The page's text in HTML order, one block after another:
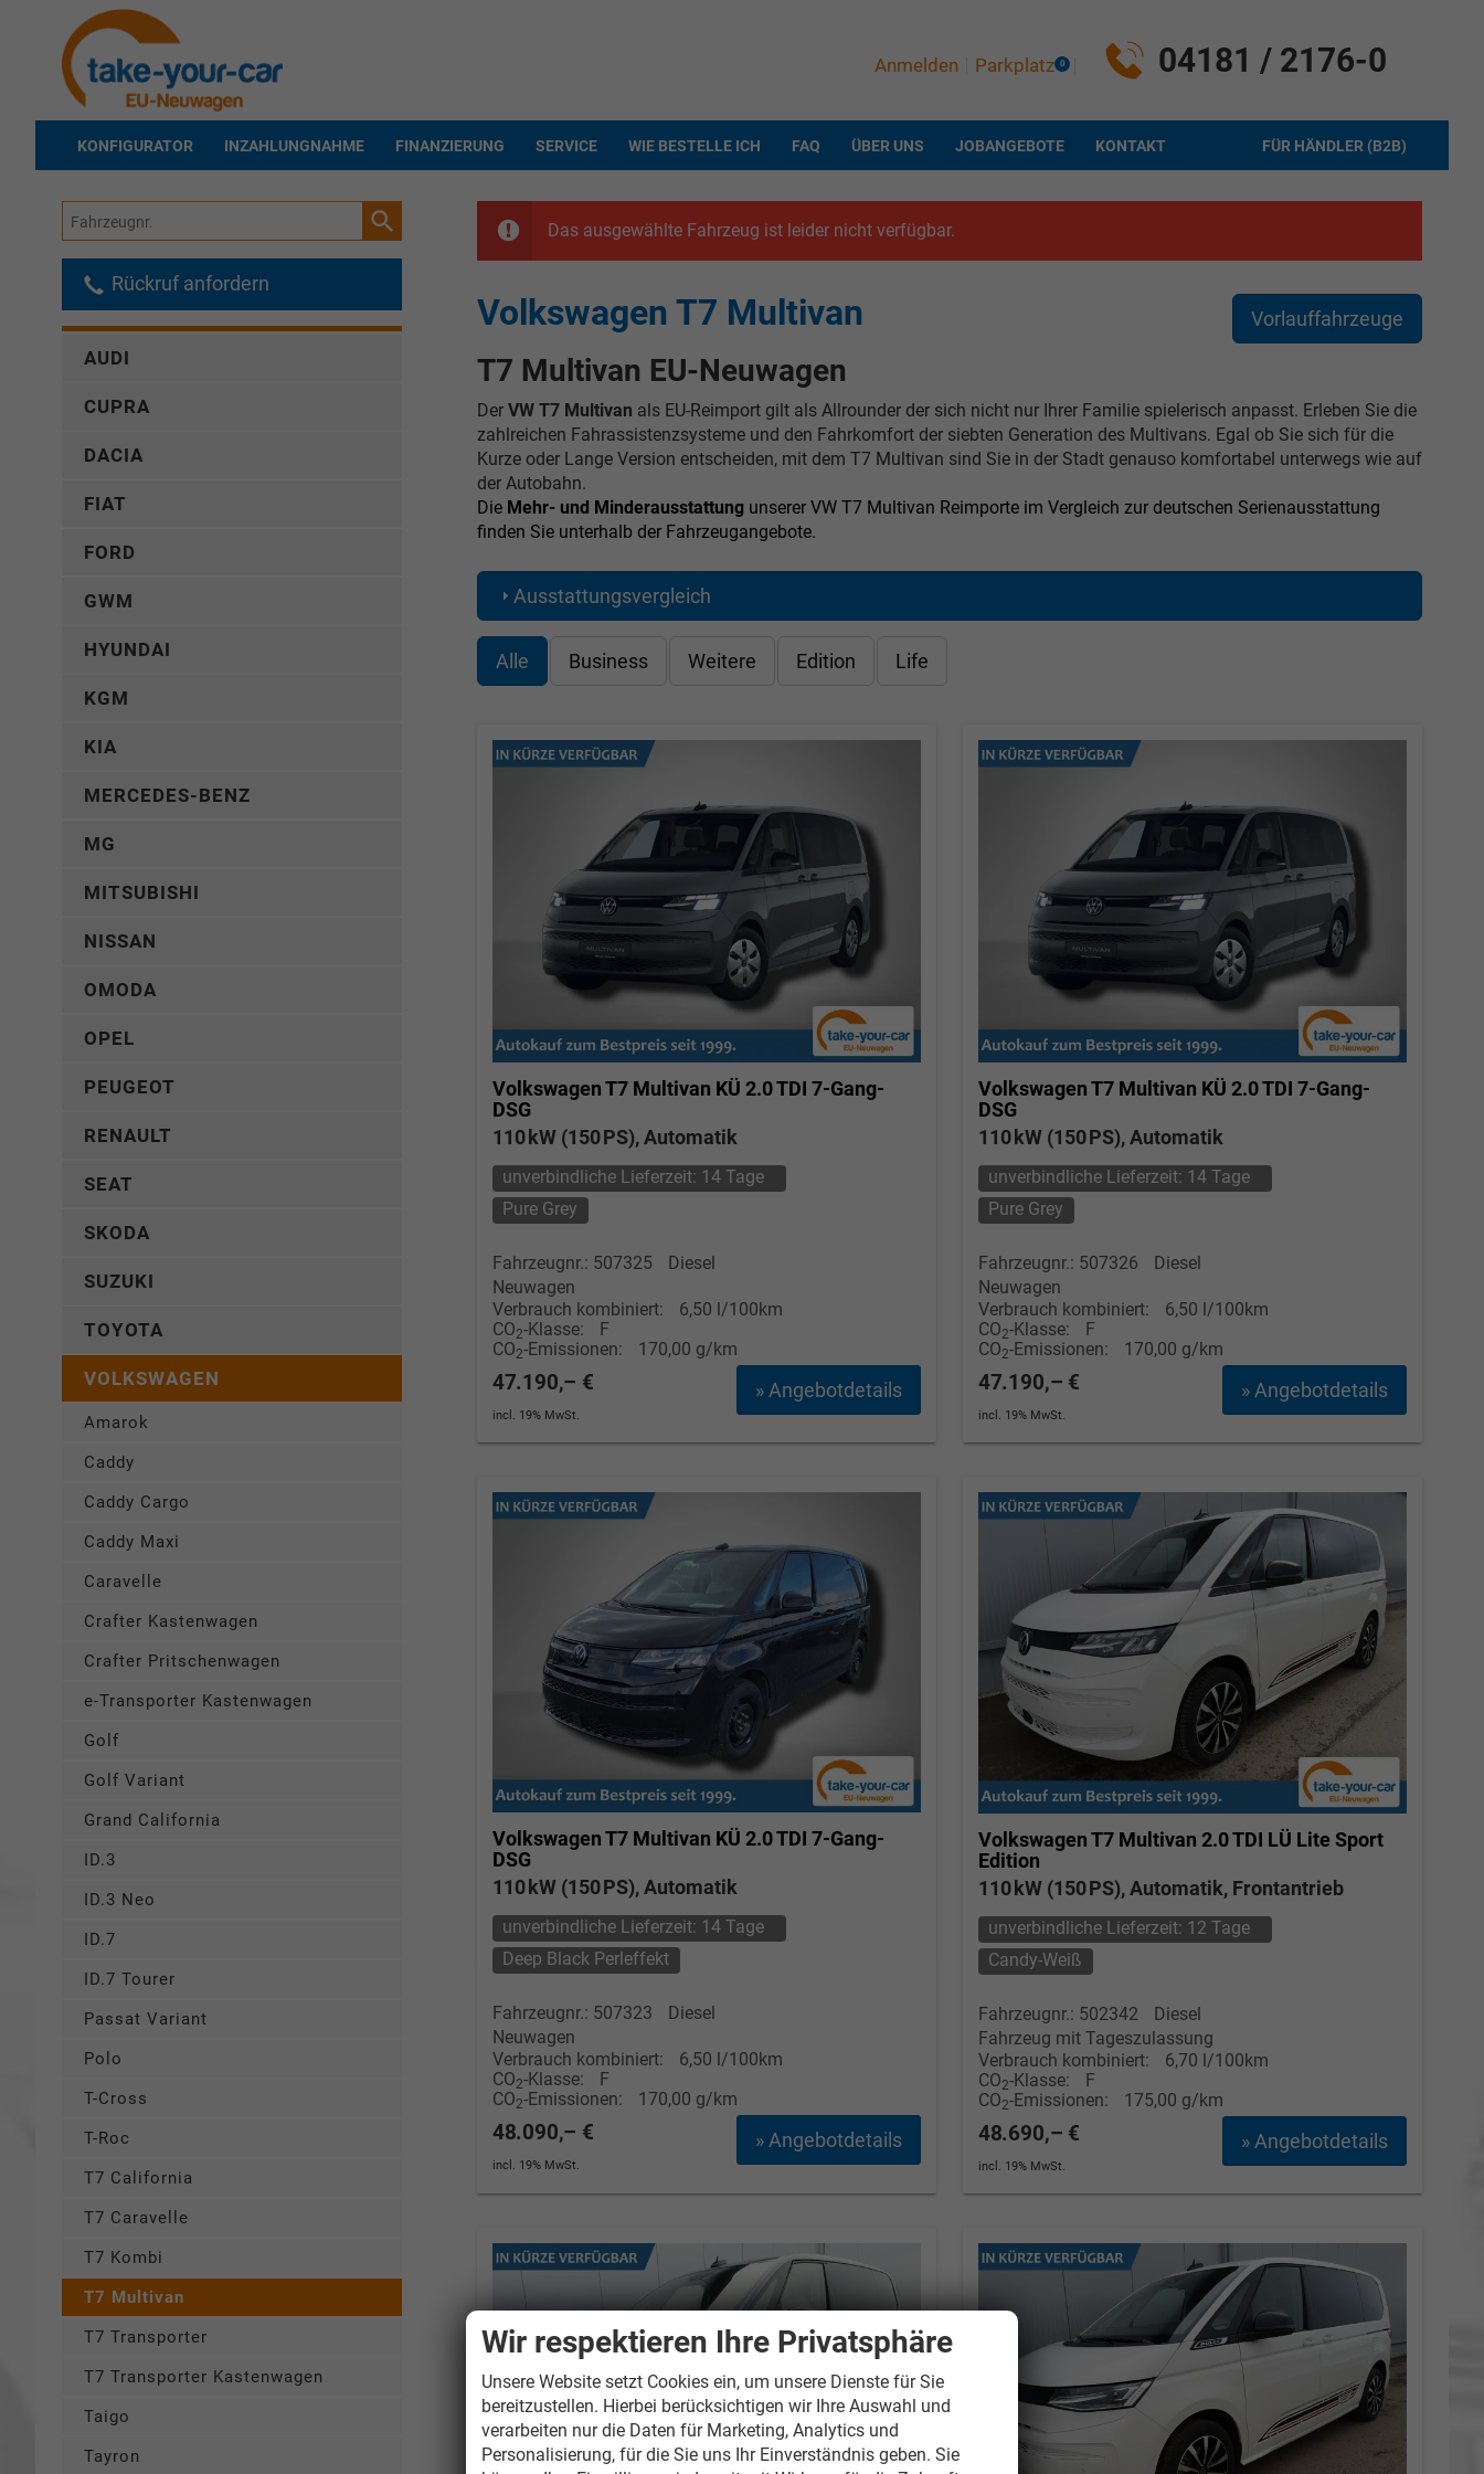
04181 / 2176-0
Anmelden Parkplatz 0
KONFIGURATOR INZAHLUNGNAHME FINANZIERUNG SERVICE WIE BESTELLE ICH FAQ ÜBER UNS JOBANGEBOTE FÜR HÄNDLER (B2B)
KONTAKT
Das ausgewählte Fahrzeug ist leider nicht verfügbar.
Vorlauffahrzeuge
Volkswagen T7 Multivan
T7 Multivan EU-Neuwagen
Der VW T7 Multivan als EU-Reimport gilt als Allrounder der sich nicht nur Ihrer Familie spielerisch anpasst. Erleben Sie die
zahlreichen Fahrassistenzsysteme und den Fahrkomfort der siebten Generation des Multivans. Egal ob Sie sich für die
Kurze oder Lange Version entscheiden, mit dem T7 Multivan sind Sie in der Stadt genauso komfortabel unterwegs wie auf
der Autobahn.
Die Mehr- und Minderausstattung unserer VW T7 Multivan Reimporte im Vergleich zur deutschen Serienausstattung
finden Sie unterhalb der Fahrzeugangebote.
Ausstattungsvergleich
Alle Business Weitere Edition Life
Volkswagen T7 Multivan KÜ 2.0 TDI 7-Gang-
DSG
110 kW (150 PS), Automatik
unverbindliche Lieferzeit: 14 Tage
Pure Grey
Fahrzeugnr.: 507325
Diesel
Neuwagen
Verbrauch kombiniert:
6,50 l/100km
CO2-Klasse:
F
CO2-Emissionen: 170,00 g/km
» Angebotdetails
47.190,– €
incl. 19% MwSt.
Volkswagen T7 Multivan KÜ 2.0 TDI 7-Gang-
DSG
110 kW (150 PS), Automatik
unverbindliche Lieferzeit: 14 Tage
Pure Grey
Fahrzeugnr.: 507326
Diesel
Neuwagen
Verbrauch kombiniert:
6,50 l/100km
CO2-Klasse:
F
CO2-Emissionen: 170,00 g/km
» Angebotdetails
47.190,– €
incl. 19% MwSt.
Volkswagen T7 Multivan KÜ 2.0 TDI 7-Gang-
DSG
110 kW (150 PS), Automatik
unverbindliche Lieferzeit: 14 Tage
Deep Black Perleffekt
Fahrzeugnr.: 507323
Diesel
Neuwagen
Verbrauch kombiniert:
6,50 l/100km
CO2-Klasse:
F
CO2-Emissionen: 170,00 g/km
» Angebotdetails
48.090,– €
incl. 19% MwSt.
Volkswagen T7 Multivan 2.0 TDI LÜ Lite Sport
Edition
110 kW (150 PS), Automatik, Frontantrieb
unverbindliche Lieferzeit: 12 Tage
Candy-Weiß
Fahrzeugnr.: 502342
Diesel
Fahrzeug mit Tageszulassung
Verbrauch kombiniert:
6,70 l/100km
CO2-Klasse:
F
CO2-Emissionen: 175,00 g/km
» Angebotdetails
48.690,– €
incl. 19% MwSt.
Fahrzeugnr.
Rückruf anfordern
AUDI
CUPRA
DACIA
FIAT
FORD
GWM
HYUNDAI
KGM
KIA
MERCEDES-BENZ
MG
MITSUBISHI
NISSAN
OMODA
OPEL
PEUGEOT
RENAULT
SEAT
SKODA
SUZUKI
TOYOTA
VOLKSWAGEN
Amarok
Caddy
Caddy Cargo
Caddy Maxi
Caravelle
Crafter Kastenwagen
Crafter Pritschenwagen
e-Transporter Kastenwagen
Golf
Golf Variant
Grand California
ID.3
ID.3 Neo
ID.7
ID.7 Tourer
Passat Variant
Polo
T-Cross
T-Roc
T7 California
T7 Caravelle
T7 Kombi
T7 Multivan
T7 Transporter
T7 Transporter Kastenwagen
Taigo
Tayron
Wir respektieren Ihre Privatsphäre
Unsere Website setzt Cookies ein, um unsere Dienste für Sie
bereitzustellen. Hierbei berücksichtigen wir Ihre Auswahl und
verarbeiten nur die Daten für Marketing, Analytics und
Personalisierung, für die Sie uns Ihr Einverständnis geben. Sie